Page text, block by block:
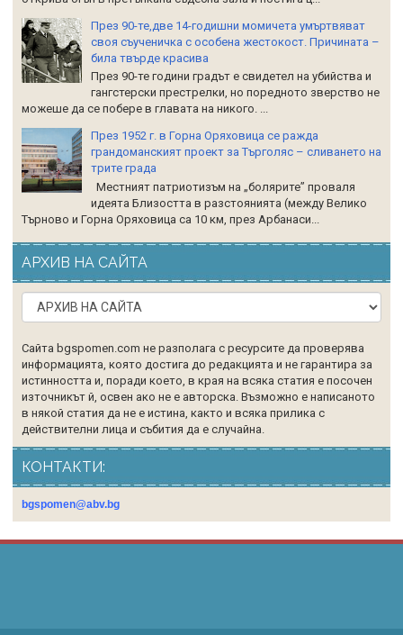
През 90-те,две 14-годишни момичета умъртвяват
своя съученичка с особена жестокост. Причината –
била твърде красива
През 90-те години градът е свидетел на убийства и
гангстерски престрелки, но поредното зверство не
можеше да се побере в главата на никого. ...
През 1952 г. в Горна Оряховица се ражда
грандоманският проект за Търголяс – сливането на
трите града
Местният патриотизъм на „болярите” проваля
идеята Близостта в разстоянията (между Велико
Търново и Горна Оряховица са 10 км, през Арбанаси...
АРХИВ НА САЙТА
Сайта bgspomen.com не разполага с ресурсите да проверява
информацията, която достига до редакцията и не гарантира за
истинността и, поради което, в края на всяка статия е посочен
източникът й, освен ако не е авторска. Възможно е написаното
в някой статия да не е истина, както и всяка прилика с
действителни лица и събития да е случайна.
КОНТАКТИ:
bgspomen@abv.bg